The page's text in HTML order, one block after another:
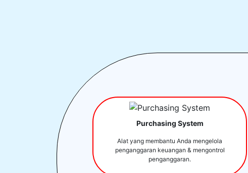
Purchasing System
Alat yang membantu Anda mengelola
penganggaran keuangan & mengontrol
penganggaran.